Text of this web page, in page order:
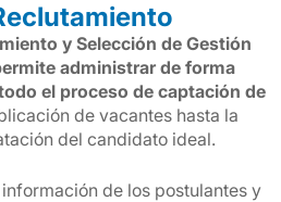
y Selección de Gestión
administrar de forma
el proceso de captación de
de vacantes hasta la
del candidato ideal.
de los postulantes y